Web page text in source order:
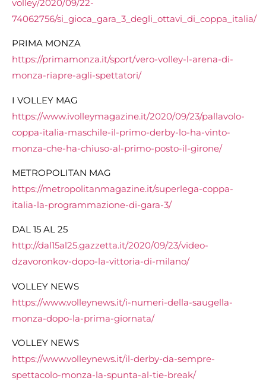
volley/2020/09/22-
74062756/si_gioca_gara_3_degli_ottavi_di_coppa_italia/
PRIMA MONZA
https://primamonza.it/sport/vero-volley-l-arena-di-
monza-riapre-agli-spettatori/
I VOLLEY MAG
https://www.ivolleymagazine.it/2020/09/23/pallavolo-
coppa-italia-maschile-il-primo-derby-lo-ha-vinto-
monza-che-ha-chiuso-al-primo-posto-il-girone/
METROPOLITAN MAG
https://metropolitanmagazine.it/superlega-coppa-
italia-la-programmazione-di-gara-3/
DAL 15 AL 25
http://dal15al25.gazzetta.it/2020/09/23/video-
dzavoronkov-dopo-la-vittoria-di-milano/
VOLLEY NEWS
https://www.volleynews.it/i-numeri-della-saugella-
monza-dopo-la-prima-giornata/
VOLLEY NEWS
https://www.volleynews.it/il-derby-da-sempre-
spettacolo-monza-la-spunta-al-tie-break/